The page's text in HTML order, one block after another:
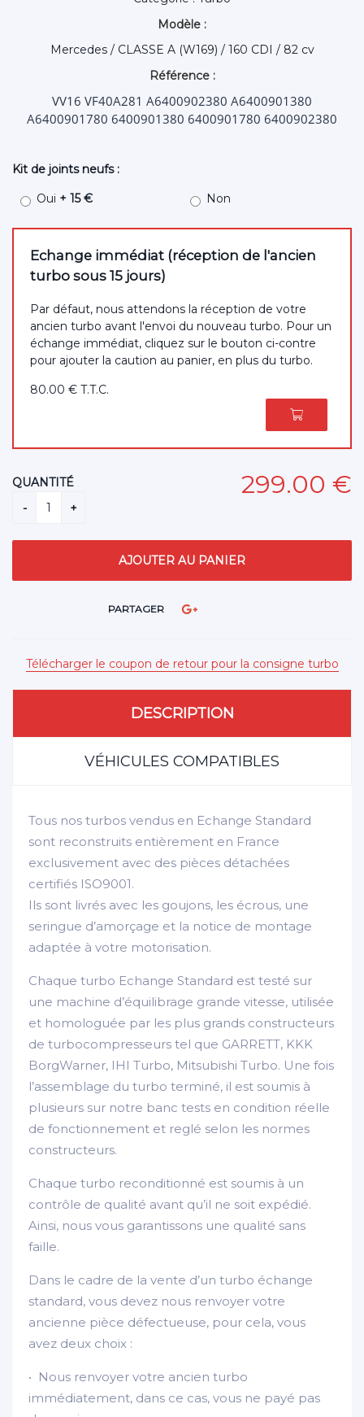
Modèle :
Mercedes / CLASSE A (W169) / 160 CDI / 82 cv
Référence :
VV16 VF40A281 A6400902380 A6400901380
A6400901780 6400901380 6400901780 6400902380
Kit de joints neufs :
Oui + 15 € Non
Echange immédiat (réception de l'ancien
turbo sous 15 jours)
Par défaut, nous attendons la réception de votre
ancien turbo avant l'envoi du nouveau turbo. Pour un
échange immédiat, cliquez sur le bouton ci-contre
pour ajouter la caution au panier, en plus du turbo.
80.00 € T.T.C.
299.00 €
QUANTITÉ
PARTAGER
Télécharger le coupon de retour pour la consigne turbo
DESCRIPTION
VÉHICULES COMPATIBLES
Tous nos turbos vendus en Echange Standard
sont reconstruits entièrement en France
exclusivement avec des pièces détachées
certifiés ISO9001.
Ils sont livrés avec les goujons, les écrous, une
seringue d’amorçage et la notice de montage
adaptée à votre motorisation.
Chaque turbo Echange Standard est testé sur
une machine d’équilibrage grande vitesse, utilisée
et homologuée par les plus grands constructeurs
de turbocompresseurs tel que GARRETT, KKK
BorgWarner, IHI Turbo, Mitsubishi Turbo. Une fois
l’assemblage du turbo terminé, il est soumis à
plusieurs sur notre banc tests en condition réelle
de fonctionnement et reglé selon les normes
constructeurs.
Chaque turbo reconditionné est soumis à un
contrôle de qualité avant qu’il ne soit expédié.
Ainsi, nous vous garantissons une qualité sans
faille.
Dans le cadre de la vente d’un turbo échange
standard, vous devez nous renvoyer votre
ancienne pièce défectueuse, pour cela, vous
avez deux choix :
• Nous renvoyer votre ancien turbo
immédiatement, dans ce cas, vous ne payé pas